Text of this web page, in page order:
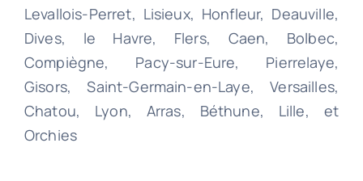
Levallois-Perret, Lisieux, Honfleur, Deauville,
Dives, le Havre, Flers, Caen, Bolbec,
Compiègne, Pacy-sur-Eure, Pierrelaye,
Gisors, Saint-Germain-en-Laye, Versailles,
Chatou, Lyon, Arras, Béthune, Lille, et
Orchies